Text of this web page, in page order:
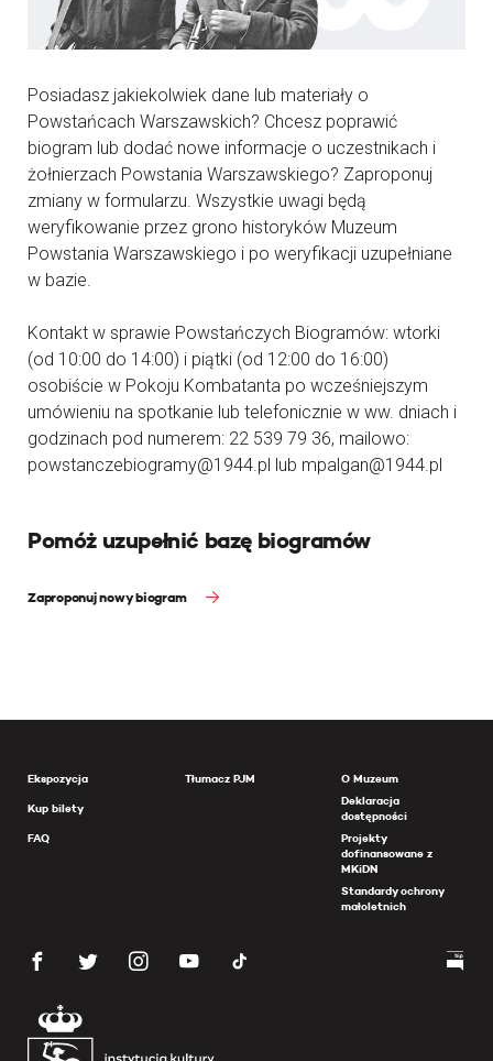
Posiadasz jakiekolwiek dane lub materiały o
Powstańcach Warszawskich? Chcesz poprawić
biogram lub dodać nowe informacje o uczestnikach i
żołnierzach Powstania Warszawskiego? Zaproponuj
zmiany w formularzu. Wszystkie uwagi będą
weryfikowanie przez grono historyków Muzeum
Powstania Warszawskiego i po weryfikacji uzupełniane
w bazie.
Kontakt w sprawie Powstańczych Biogramów: wtorki
(od 10:00 do 14:00) i piątki (od 12:00 do 16:00)
osobiście w Pokoju Kombatanta po wcześniejszym
umówieniu na spotkanie lub telefonicznie w ww. dniach i
godzinach pod numerem: 22 539 79 36, mailowo:
powstanczebiogramy@1944.pl lub mpalgan@1944.pl
Pomóż uzupełnić bazę biogramów
Zaproponuj nowy biogram
Ekspozycja
Kup bilety
FAQ
Tłumacz PJM
O Muzeum
Deklaracja
dostępności
Projekty
dofinansowane z
MKiDN
Standardy ochrony
małoletnich